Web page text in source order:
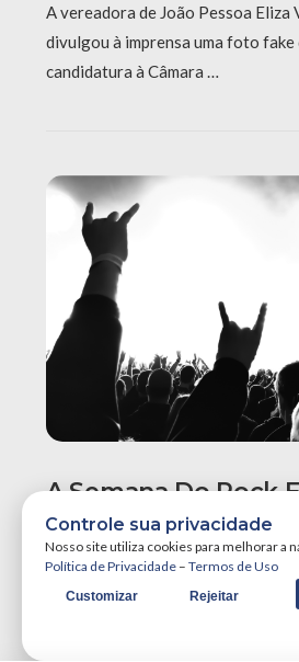
A vereadora de João Pessoa Eliza
divulgou à imprensa uma foto fake
candidatura à Câmara …
A Semana Do Rock
Pessoa Promete Um
Maiores Finais De
Ano!
A Semana do Rock em João
Controle sua privacidade
Nosso site utiliza cookies para melhorar a
Política de Privacidade – Termos de Uso
Customizar Rejeitar